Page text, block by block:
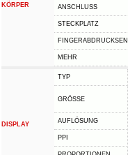
KÖRPER ANSCHLUSS
STECKPLATZ
MEHR
DISPLAY
TYP
GRÖSSE
AUFLÖSUNG
PPI